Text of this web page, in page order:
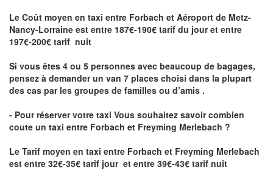
Le Coût moyen en taxi entre Forbach et Aéroport de Metz-
Nancy-Lorraine est entre 187€-190€ tarif du jour et entre
197€-200€ tarif nuit
Si vous êtes 4 ou 5 personnes avec beaucoup de bagages,
pensez à demander un van 7 places choisi dans la plupart
des cas par les groupes de familles ou d’amis .
- Pour réserver votre taxi Vous souhaitez savoircombien
coute un taxi entre Forbach et Freyming Merlebach ?
Le Tarif moyen en taxi entre Forbach et Freyming Merlebach
est entre 32€-35€ tarif jour et entre 39€-43€ tarif nuit